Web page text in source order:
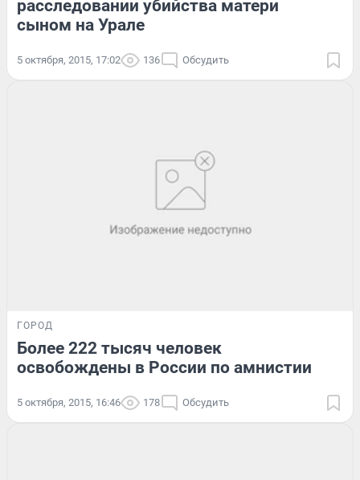
расследовании убийства матери
сыном на Урале
5 октября, 2015, 17:02 136 Обсудить
ГОРОД
Более 222 тысяч человек
освобождены в России по амнистии
5 октября, 2015, 16:46 178 Обсудить